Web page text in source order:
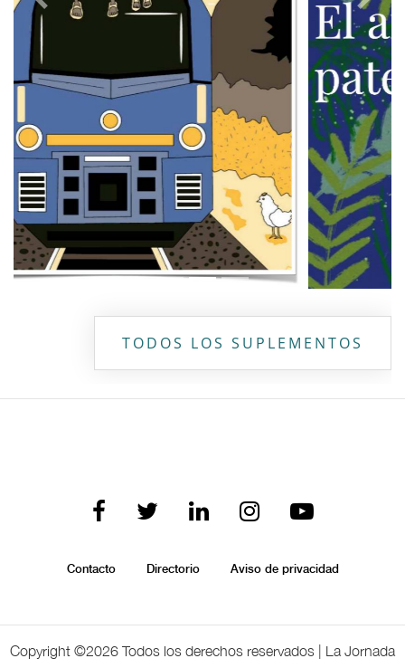
Previous Next
TODOS LOS SUPLEMENTOS
Contacto Directorio Aviso de privacidad
Copyright ©2026 Todos los derechos reservados | La Jornada